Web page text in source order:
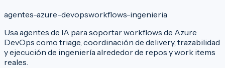
agentes-azure-devopsworkflows-ingenieria
Usa agentes de IA para soportar workflows de Azure
DevOps como triage, coordinación de delivery, trazabilidad
y ejecución de ingeniería alrededor de repos y work items
reales.